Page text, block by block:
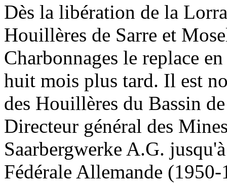
Dès la libération de la
Houillères de Sarre et
Charbonnages le replace
huit mois plus tard. Il est
des Houillères du Bassin
Directeur général des
Saarbergwerke A.G.
Fédérale Allemande